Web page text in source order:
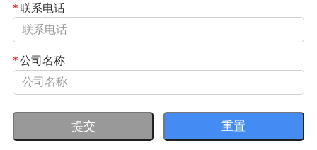
*联系电话
*公司名称